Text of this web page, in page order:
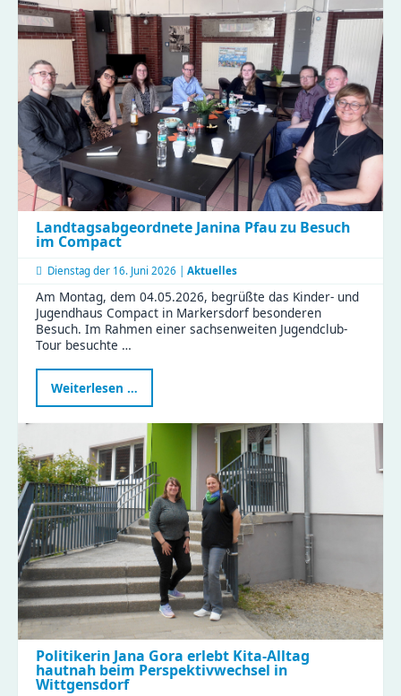
ZWO
eröffnet
–
Platz
für
eure
Streetart
Landtagsabgeordnete Janina Pfau zu Besuch
im Compact
Dienstag der 16. Juni 2026 | Aktuelles
Am Montag, dem 04.05.2026, begrüßte das Kinder- und
Jugendhaus Compact in Markersdorf besonderen
Besuch. Im Rahmen einer sachsenweiten Jugendclub-
Tour besuchte …
Weiterlesen …
Janina
Pfau
zu
Besuch
im
Compact
Politikerin Jana Gora erlebt Kita-Alltag
hautnah beim Perspektivwechsel in
Wittgensdorf